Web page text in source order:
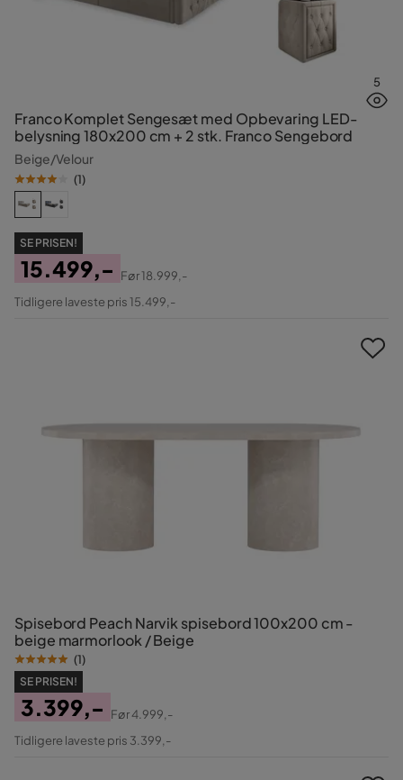
5
Franco Komplet Sengesæt med Opbevaring LED-
belysning 180x200 cm + 2 stk. Franco Sengebord
Beige/Velour
(1)
SE PRISEN!
Pris
15.499,-
Original
Før18.999,-
Tidligere laveste pris 15.499,-
Spisebord Peach Narvik spisebord 100x200 cm -
beige marmorlook / Beige
(1)
SE PRISEN!
Pris
3.399,-
Original
Før4.999,-
Tidligere laveste pris 3.399,-